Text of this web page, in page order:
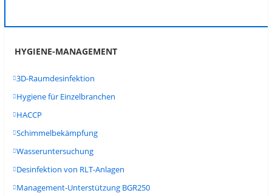
HYGIENE-MANAGEMENT
3D-Raumdesinfektion
Hygiene für Einzelbranchen
HACCP
Schimmelbekämpfung
Wasseruntersuchung
Desinfektion von RLT-Anlagen
Management-Unterstützung BGR250